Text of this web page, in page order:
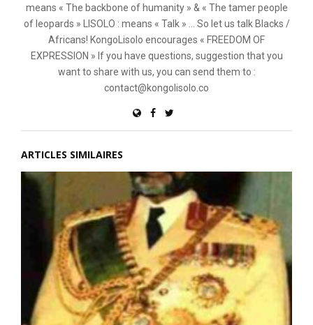
means « The backbone of humanity » & « The tamer people
of leopards » LISOLO : means « Talk » ... So let us talk Blacks /
Africans! KongoLisolo encourages « FREEDOM OF
EXPRESSION » If you have questions, suggestion that you
want to share with us, you can send them to :
contact@kongolisolo.co
ARTICLES SIMILAIRES